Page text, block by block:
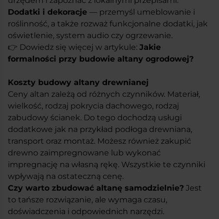
Dodatki i dekoracje — przemyśl umeblowanie i
roślinność, a także rozważ funkcjonalne dodatki, jak
oświetlenie, system audio czy ogrzewanie.
👉 Dowiedz się więcej w artykule: Jakie
formalności przy budowie altany ogrodowej?
Koszty budowy altany drewnianej
Ceny altan zależą od różnych czynników. Materiał,
wielkość, rodzaj pokrycia dachowego, rodzaj
zabudowy ścianek. Do tego dochodzą usługi
dodatkowe jak na przykład podłoga drewniana,
transport oraz montaż. Możesz również zakupić
drewno zaimpregnowane lub wykonać
impregnację na własną rękę. Wszystkie te czynniki
wpływają na ostateczną cenę.
Czy warto zbudować altanę samodzielnie? Jest
to tańsze rozwiązanie, ale wymaga czasu,
doświadczenia i odpowiednich narzędzi.